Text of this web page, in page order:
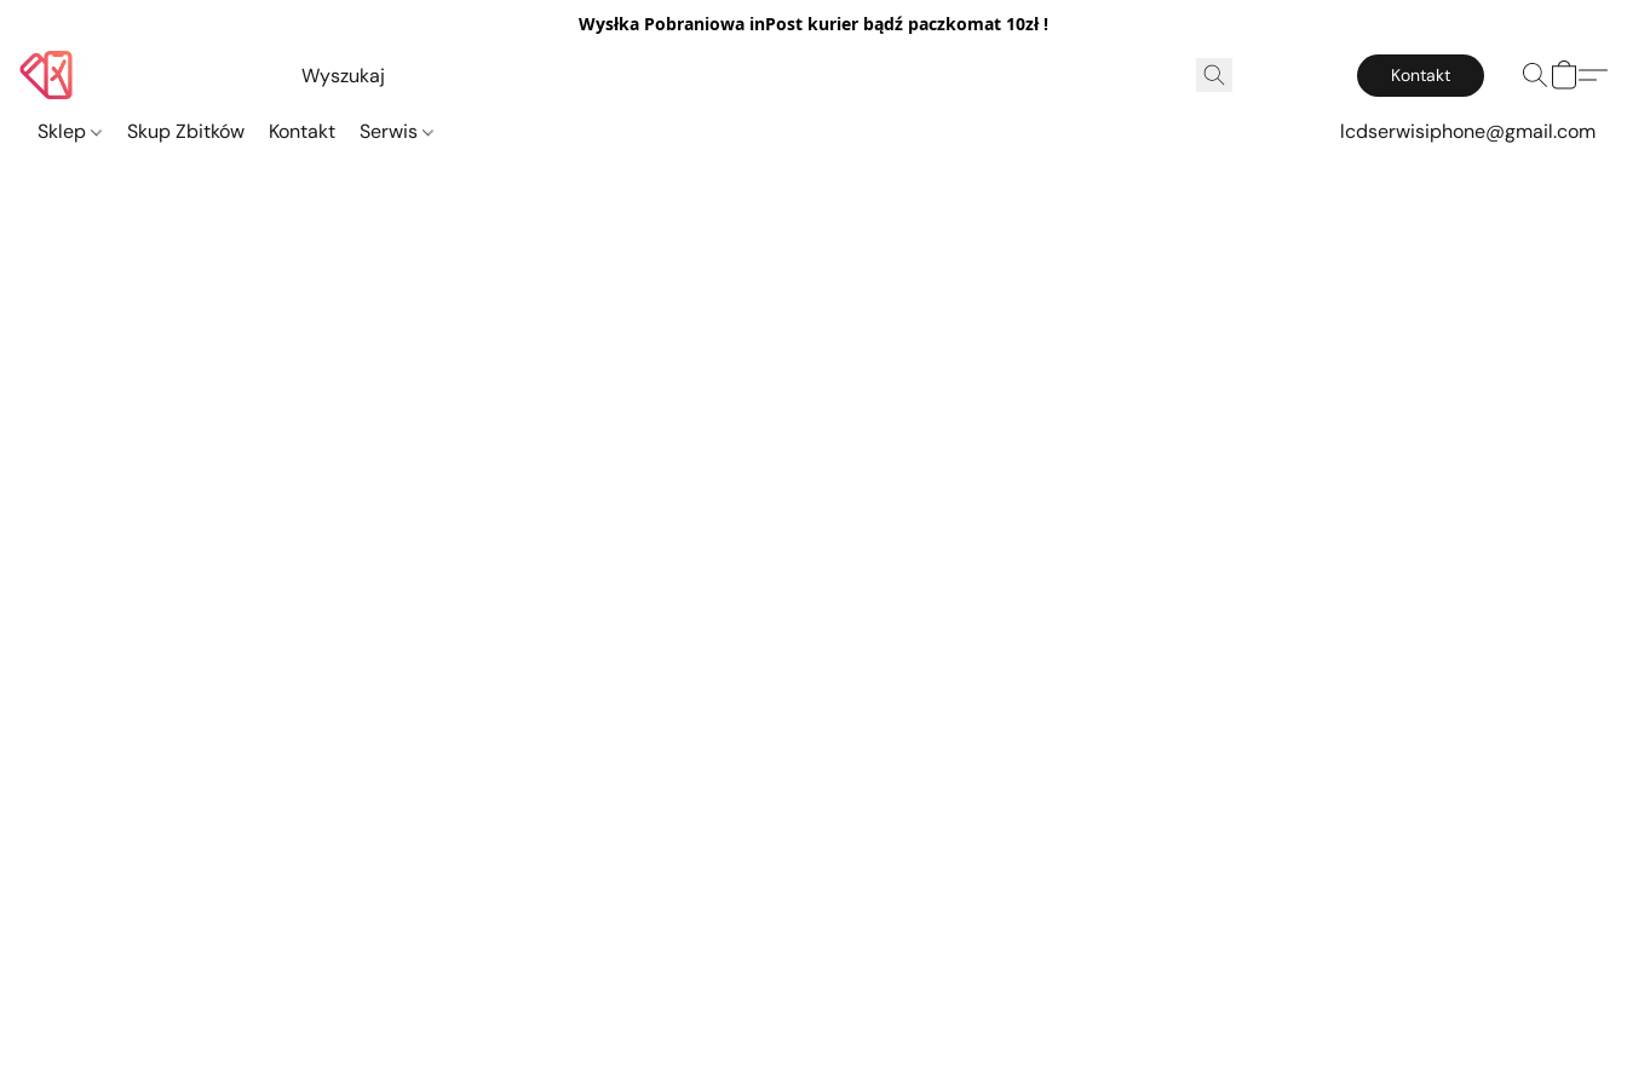
Wysłka Pobraniowa inPost kurier bądź paczkomat 10zł !
Kontakt
Sklep Skup Zbitków Kontakt Serwis lcdserwisiphone@gmail.com